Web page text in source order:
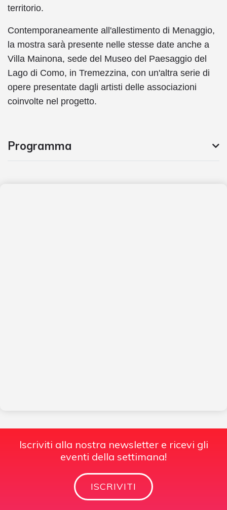
territorio.
Contemporaneamente all'allestimento di Menaggio,
la mostra sarà presente nelle stesse date anche a
Villa Mainona, sede del Museo del Paesaggio del
Lago di Como, in Tremezzina, con un'altra serie di
opere presentate dagli artisti delle associazioni
coinvolte nel progetto.
Programma
Iscriviti alla nostra newsletter e ricevi gli
eventi della settimana!
ISCRIVITI